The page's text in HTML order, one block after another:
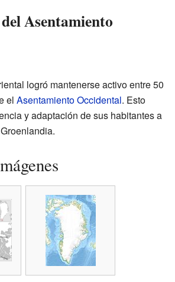
Asentamiento
logró mantenerse activo entre 50
el Asentamiento Occidental. Esto
y adaptación de sus habitantes a